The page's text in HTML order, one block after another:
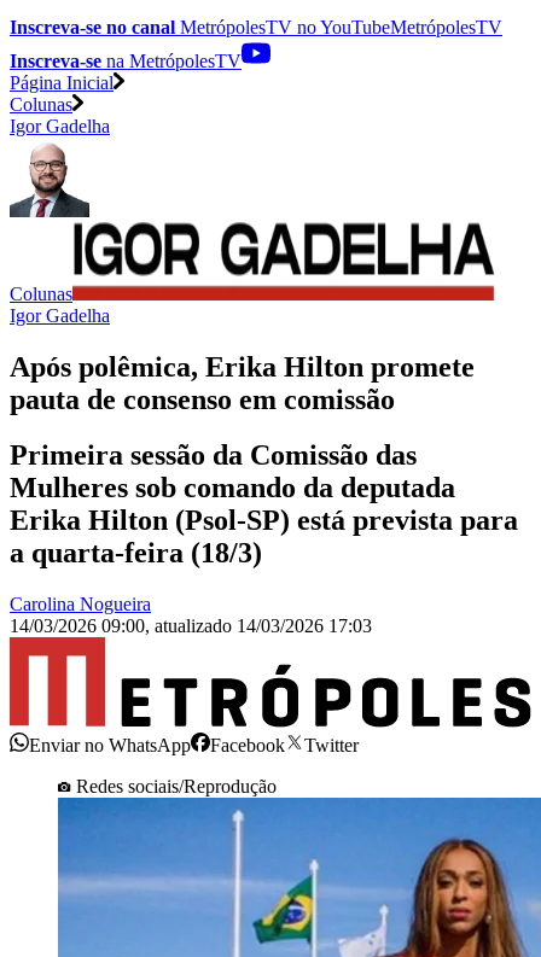
Inscreva-se no canal MetrópolesTV noYouTubeMetrópolesTV
Inscreva-se na MetrópolesTV
Página Inicial
Colunas
Igor Gadelha
Colunas
Igor Gadelha
Após polêmica, Erika Hilton promete
pauta de consenso em comissão
Primeira sessão da Comissão das
Mulheres sob comando da deputada
Erika Hilton (Psol-SP) está prevista para
a quarta-feira (18/3)
Carolina Nogueira
14/03/2026 09:00, atualizado 14/03/2026 17:03
Enviar no WhatsApp Facebook
Twitter
Redes sociais/Reprodução